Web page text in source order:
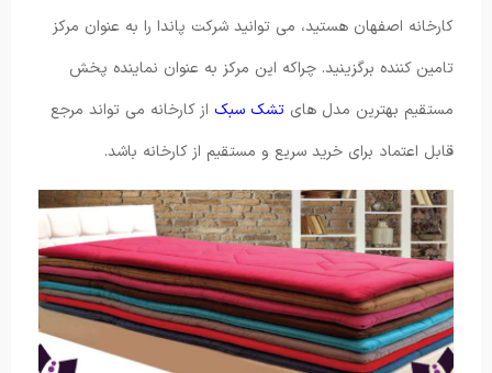
کارخانه اصفهان هستید، می توانید شرکت پاندا را به عنوان مرکز
تامین کننده برگزینید. چراکه این مرکز به عنوان نماینده پخش
مستقیم بهترین مدل های تشک سبک از کارخانه می تواند مرجع
قابل اعتماد برای خرید سریع و مستقیم از کارخانه باشد.